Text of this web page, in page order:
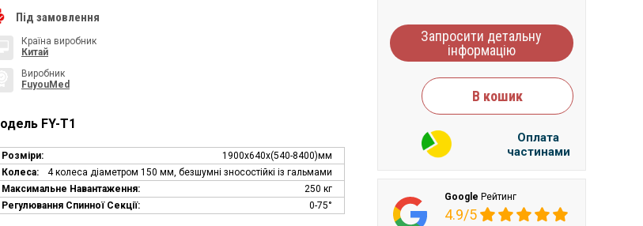
Під замовлення
Країна виробник
Китай
Виробник
FuyouMed
FY-T1
Розміри:
1900х640х(540-8400)мм
Колеса:
4 колеса діаметром 150 мм, безшумні зносостійкі із гальмами
Максимальне Навантаження:
250 кг
Регулювання Спинної Секції:
0-75°
Запросити детальну
інформацію
В кошик
Оплата
частинами
Google Рейтинг
4.9/5